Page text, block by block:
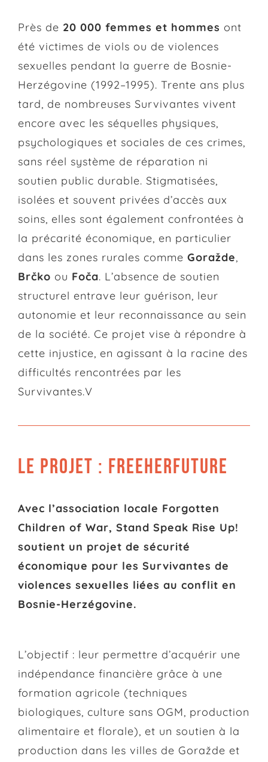
Près de 20 000 femmes et hommes ont
été victimes de viols ou de violences
sexuelles pendant la guerre de Bosnie-
Herzégovine (1992–1995). Trente ans plus
tard, de nombreuses Survivantes vivent
encore avec les séquelles physiques,
psychologiques et sociales de ces crimes,
sans réel système de réparation ni
soutien public durable. Stigmatisées,
isolées et souvent privées d’accès aux
soins, elles sont également confrontées à
la précarité économique, en particulier
dans les zones rurales comme Goražde,
Brčko ou Foča. L’absence de soutien
structurel entrave leur guérison, leur
autonomie et leur reconnaissance au sein
de la société. Ce projet vise à répondre à
cette injustice, en agissant à la racine des
difficultés rencontrées par les
Survivantes.V
LE PROJET : FREEHERFUTURE
Avec l’association locale Forgotten
Children of War, Stand Speak Rise Up!
soutient un projet de sécurité
économique pour les Survivantes de
violences sexuelles liées au conflit en
Bosnie-Herzégovine.
L’objectif : leur permettre d’acquérir une
indépendance financière grâce à une
formation agricole (techniques
biologiques, culture sans OGM, production
alimentaire et florale), et un soutien à la
production dans les villes de Goražde et